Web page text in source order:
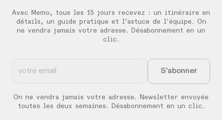
Avec Memo, tous les 15 jours recevez : un itinéraire en
détails, un guide pratique et l'astuce de l'équipe. On
ne vendra jamais votre adresse. Désabonnement en un
clic.
On ne vendra jamais votre adresse. Newsletter envoyée
toutes les deux semaines. Désabonnement en un clic.